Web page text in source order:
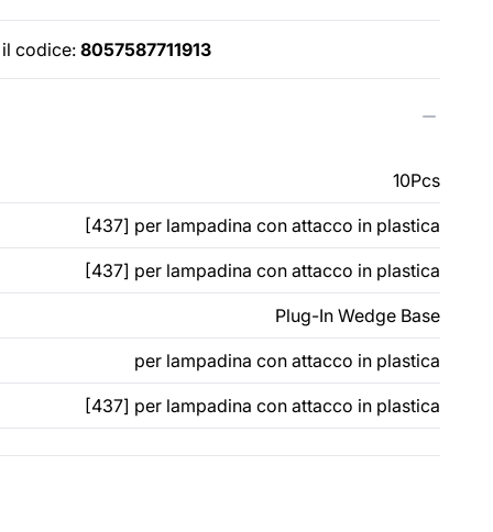
codice: 8057587711913
10Pcs
[437] per lampadina con attacco in plastica
[437] per lampadina con attacco in plastica
Plug-In Wedge Base
per lampadina con attacco in plastica
[437] per lampadina con attacco in plastica